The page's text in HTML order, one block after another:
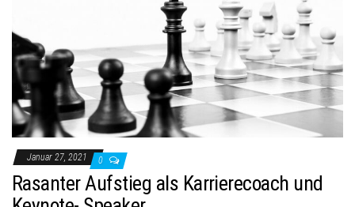
Januar 27, 2021 0
Rasanter Aufstieg als Karrierecoach und